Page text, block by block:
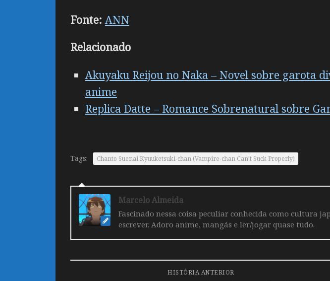
Fonte: ANN
Relacionado
Akuyaku Reijou no Naka – Novel sobre garota
anime
Replica Datte – Romance Sobrenatural sobre
Tags: Chanto Suenai Kyuuketsuki-chan (Vampire-chan Can't Suck Properly)
Marcelo Almeida
Fascinado nessa coisa peculiar conhecida como cultura
escrever. Adoro anime, mangás e ler/jogar quase tudo.
HISTÓRIA ANTERIOR